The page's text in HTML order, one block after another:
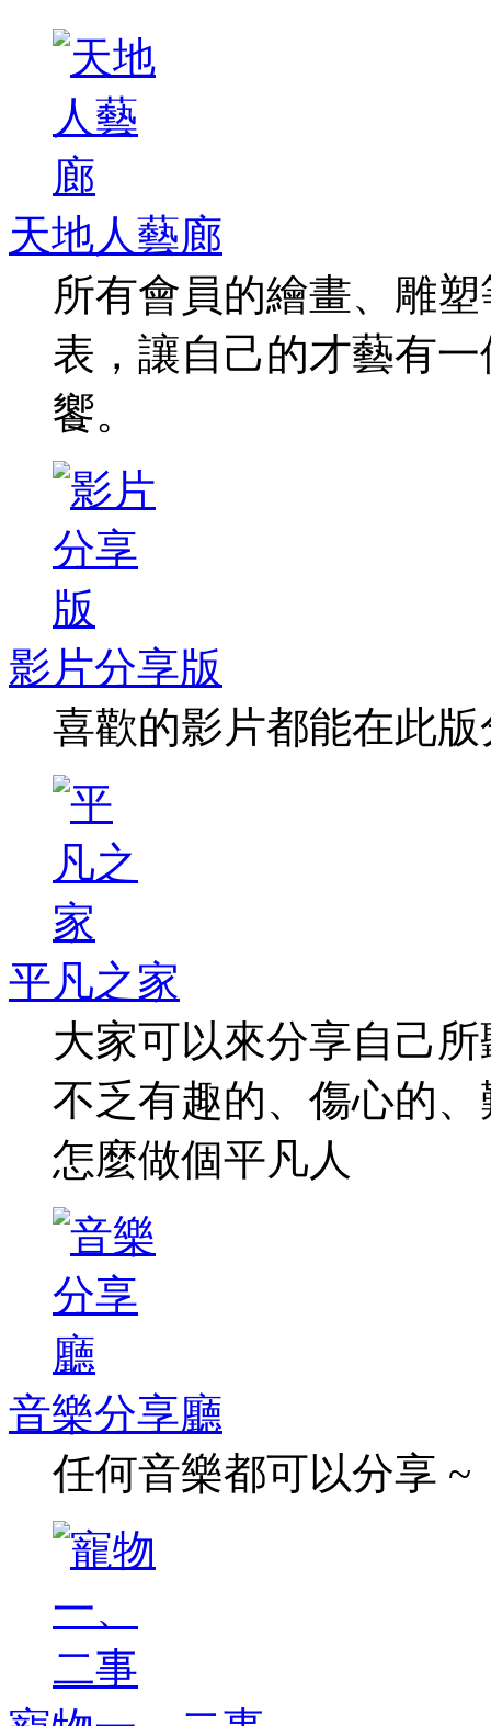
天地人藝廊
所有會員的繪畫、雕
表，讓自己的才藝有
饗。
影片分享版
喜歡的影片都能在此
平凡之家
大家可以來分享自己
不乏有趣的、傷心的
怎麼做個平凡人
音樂分享廳
任何音樂都可以分享 ~